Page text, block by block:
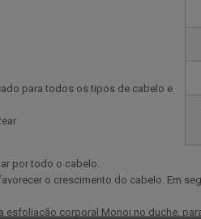
para todos os tipos de cabelo e
por todo o cabelo.
o crescimento do cabelo. Em
corporal Monoi no duche,